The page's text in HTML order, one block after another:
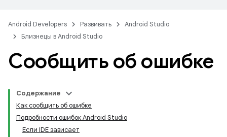
Android Developers Развивать
Android Studio
Близнецы в Android Studio
Сообщить об ошибке
Содержание
Как сообщить об ошибке
Подробности ошибок Android Studio
Если IDE зависает